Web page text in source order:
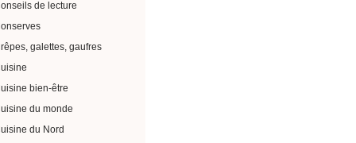
de lecture
galettes, gaufres
bien-être
du monde
du Nord